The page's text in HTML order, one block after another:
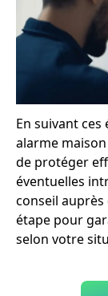
En suivant
alarme
de protéger
éventuelles
conseil
étape pour
selon votre